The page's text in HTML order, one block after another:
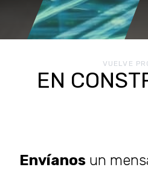
VUELVE
EN
Envíanos un